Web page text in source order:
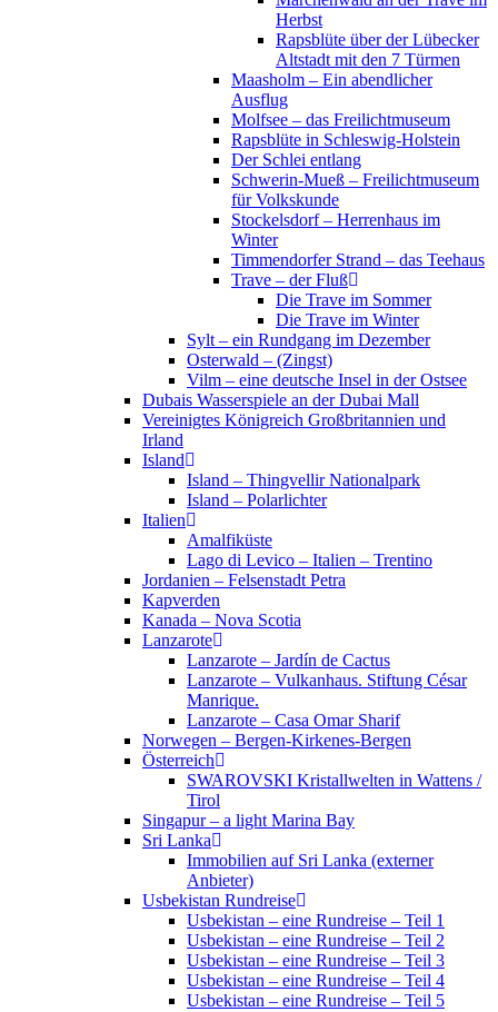
Herbst
Rapsblüte über der Lübecker
Altstadt mit den 7 Türmen
Maasholm – Ein abendlicher
Ausflug
Molfsee – das Freilichtmuseum
Rapsblüte in Schleswig-Holstein
Der Schlei entlang
Schwerin-Mueß – Freilichtmuseum
für Volkskunde
Stockelsdorf – Herrenhaus im
Winter
Timmendorfer Strand – das Teehaus
Trave – der Fluß
Die Trave im Sommer
Die Trave im Winter
Sylt – ein Rundgang im Dezember
Osterwald – (Zingst)
Vilm – eine deutsche Insel in der Ostsee
Dubais Wasserspiele an der Dubai Mall
Vereinigtes Königreich Großbritannien und
Irland
Island
Island – Thingvellir Nationalpark
Island – Polarlichter
Italien
Amalfiküste
Lago di Levico – Italien – Trentino
Jordanien – Felsenstadt Petra
Kapverden
Kanada – Nova Scotia
Lanzarote
Lanzarote – Jardín de Cactus
Lanzarote – Vulkanhaus. Stiftung César
Manrique.
Lanzarote – Casa Omar Sharif
Norwegen – Bergen-Kirkenes-Bergen
Österreich
SWAROVSKI Kristallwelten in Wattens /
Tirol
Singapur – a light Marina Bay
Sri Lanka
Immobilien auf Sri Lanka (externer
Anbieter)
Usbekistan Rundreise
Usbekistan – eine Rundreise – Teil 1
Usbekistan – eine Rundreise – Teil 2
Usbekistan – eine Rundreise – Teil 3
Usbekistan – eine Rundreise – Teil 4
Usbekistan – eine Rundreise – Teil 5